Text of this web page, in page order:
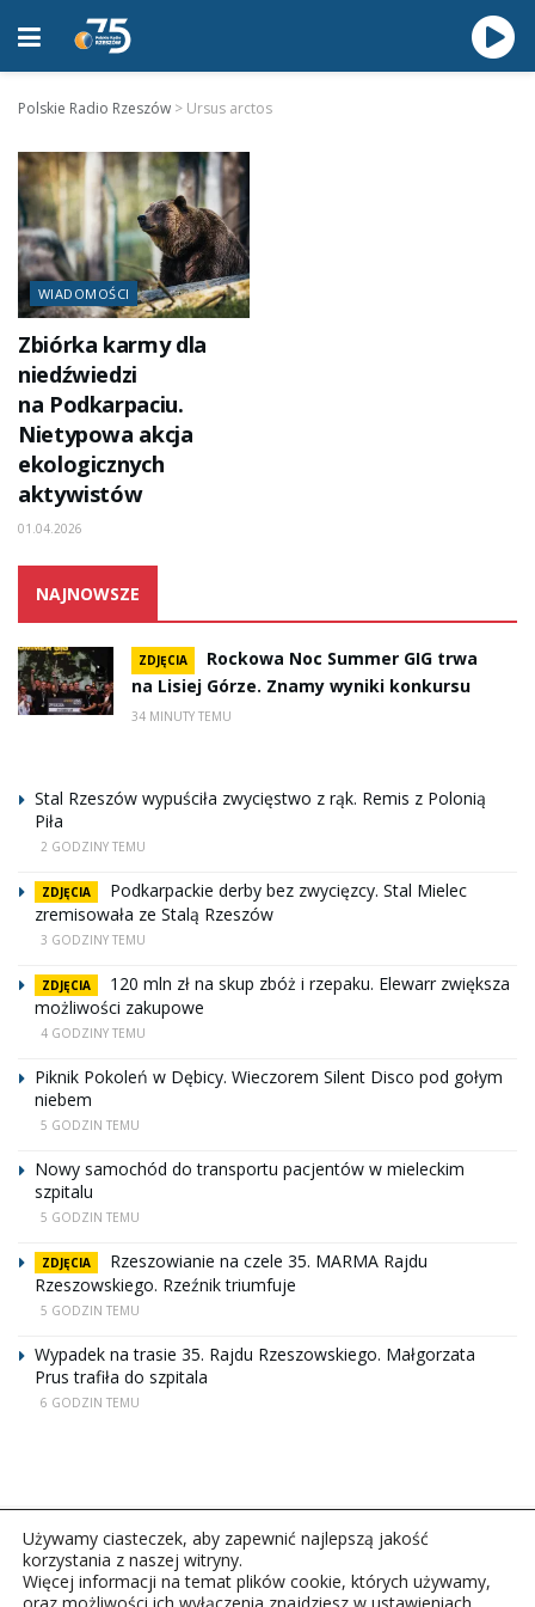
Polskie Radio Rzeszów > Ursus arctos
WIADOMOŚCI
Zbiórka karmy dla
niedźwiedzi
na Podkarpaciu.
Nietypowa akcja
ekologicznych
aktywistów
01.04.2026
NAJNOWSZE
ZDJĘCIA
Rockowa Noc Summer GIG trwa
na Lisiej Górze. Znamy wyniki konkursu
34 MINUTY TEMU
Stal Rzeszów wypuściła zwycięstwo z rąk. Remis z Polonią
Piła
2 GODZINY TEMU
ZDJĘCIA
Podkarpackie derby bez zwycięzcy. Stal Mielec
zremisowała ze Stalą Rzeszów
3 GODZINY TEMU
ZDJĘCIA
120 mln zł na skup zbóż i rzepaku. Elewarr zwiększa
możliwości zakupowe
4 GODZINY TEMU
Piknik Pokoleń w Dębicy. Wieczorem Silent Disco pod gołym
niebem
5 GODZIN TEMU
Nowy samochód do transportu pacjentów w mieleckim
szpitalu
5 GODZIN TEMU
ZDJĘCIA
Rzeszowianie na czele 35. MARMA Rajdu
Rzeszowskiego. Rzeźnik triumfuje
5 GODZIN TEMU
Wypadek na trasie 35. Rajdu Rzeszowskiego. Małgorzata
Prus trafiła do szpitala
6 GODZIN TEMU
Używamy ciasteczek, aby zapewnić najlepszą jakość
korzystania z naszej witryny.
Więcej informacji na temat plików cookie, których używamy,